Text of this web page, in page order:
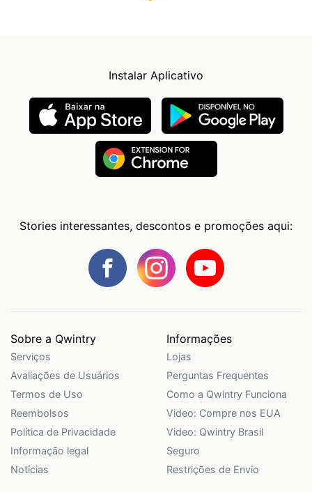
Instalar Aplicativo
Stories interessantes, descontos e promoções aqui:
Sobre a Qwintry
Serviços
Avaliações de Usuários
Termos de Uso
Reembolsos
Política de Privacidade
Informação legal
Notícias
Informações
Lojas
Perguntas Frequentes
Como a Qwintry Funciona
Video: Compre nos EUA
Video: Qwintry Brasil
Seguro
Restrições de Envio